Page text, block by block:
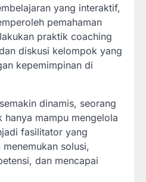
yang interaktif,
pemahaman
praktik coaching
diskusi kelompok yang
kepemimpinan di
dinamis, seorang
mampu mengelola
fasilitator yang
solusi,
dan mencapai